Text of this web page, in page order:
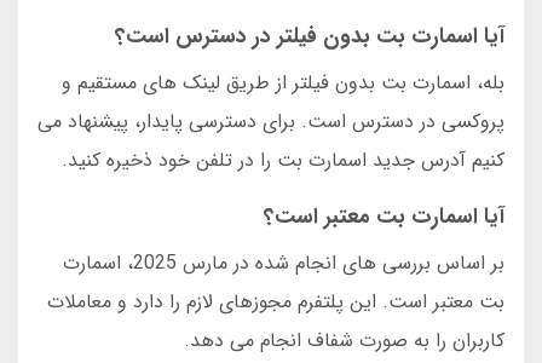
آیا اسمارت بت بدون فیلتر در دسترس است؟
بله، اسمارت بت بدون فیلتر از طریق لینک های مستقیم و
پروکسی در دسترس است. برای دسترسی پایدار، پیشنهاد می
کنیم آدرس جدید اسمارت بت را در تلفن خود ذخیره کنید.
آیا اسمارت بت معتبر است؟
بر اساس بررسی های انجام شده در مارس 2025، اسمارت
بت معتبر است. این پلتفرم مجوزهای لازم را دارد و معاملات
کاربران را به صورت شفاف انجام می دهد.